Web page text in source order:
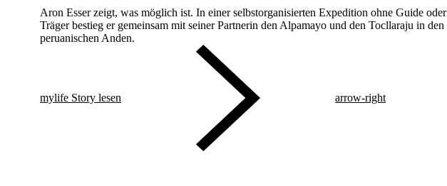
Aron Esser zeigt, was möglich ist. In einer selbstorganisierten Expedition ohne Guide oder
Träger bestieg er gemeinsam mit seiner Partnerin den Alpamayo und den Tocllaraju in den
peruanischen Anden.
mylife Story lesen arrow-right